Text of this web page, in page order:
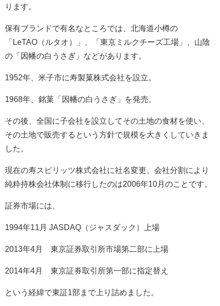
ります。
保有ブランドで有名なところでは、北海道小樽の
「
LeTAO （ルタオ）」、「東京ミルクチーズ工場」、山陰
の「因幡の白うさぎ」などがあります。
1952年、米子市に寿製菓株式会社を設立。
1968年、銘菓「因幡の白うさぎ」を発売。
その後、全国に子会社を設立してその土地の食材を使い、
その土地で販売するという方針で規模を大きくしていきま
した。
現在の寿スピリッツ株式会社に社名変更、会社分割により
純粋持株会社体制に移行したのは2006年10 月のことです。
証券市場には、
1994年11 月 JASDAQ （ジャスダック）上場
2013年4 月 東京証券取引所市場第二部に上場
2014年4 月 東京証券取引所第一部に指定替え
という経緯で東証1 部まで上り詰めました。